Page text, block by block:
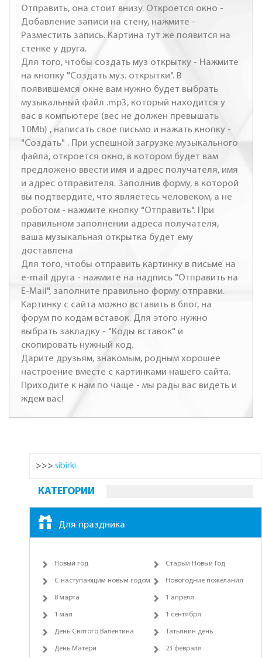
Отправить, она стоит внизу. Откроется окно -
Добавление записи на стену, нажмите -
Разместить запись. Картина тут же появится на
стенке у друга.
Для того, чтобы создать муз открытку - Нажмите
на кнопку "Создать муз. открытки". В
появившемся окне вам нужно будет выбрать
музыкальный файл .mp3, который находится у
вас в компьютере (вес не должен превышать
10Mb) , написать свое письмо и нажать кнопку -
"Создать" . При успешной загрузке музыкального
файла, откроется окно, в котором будет вам
предложено ввести имя и адрес получателя, имя
и адрес отправителя. Заполнив форму, в которой
вы подтвердите, что являетесь человеком, а не
роботом - нажмите кнопку "Отправить". При
правильном заполнении адреса получателя,
ваша музыкальная открытка будет ему
доставлена
Для того, чтобы отправить картинку в письме на
e-mail друга - нажмите на надпись "Отправить на
E-Mail", заполните правильно форму отправки.
Картинку с сайта можно вставить в блог, на
форум по кодам вставок. Для этого нужно
выбрать закладку - "Коды вставок" и
скопировать нужный код.
Дарите друзьям, знакомым, родным хорошее
настроение вместе с картинками нашего сайта.
Приходите к нам по чаще - мы рады вас видеть и
ждем вас!
>>> sibirki
КАТЕГОРИИ
Для праздника
Новый год Старый Новый Год
С наступающим новым годом Новогодние пожелания
8 марта 1 апреля
1 мая 1 сентября
День Святого Валентина Татьянин день
День Матери 23 февраля